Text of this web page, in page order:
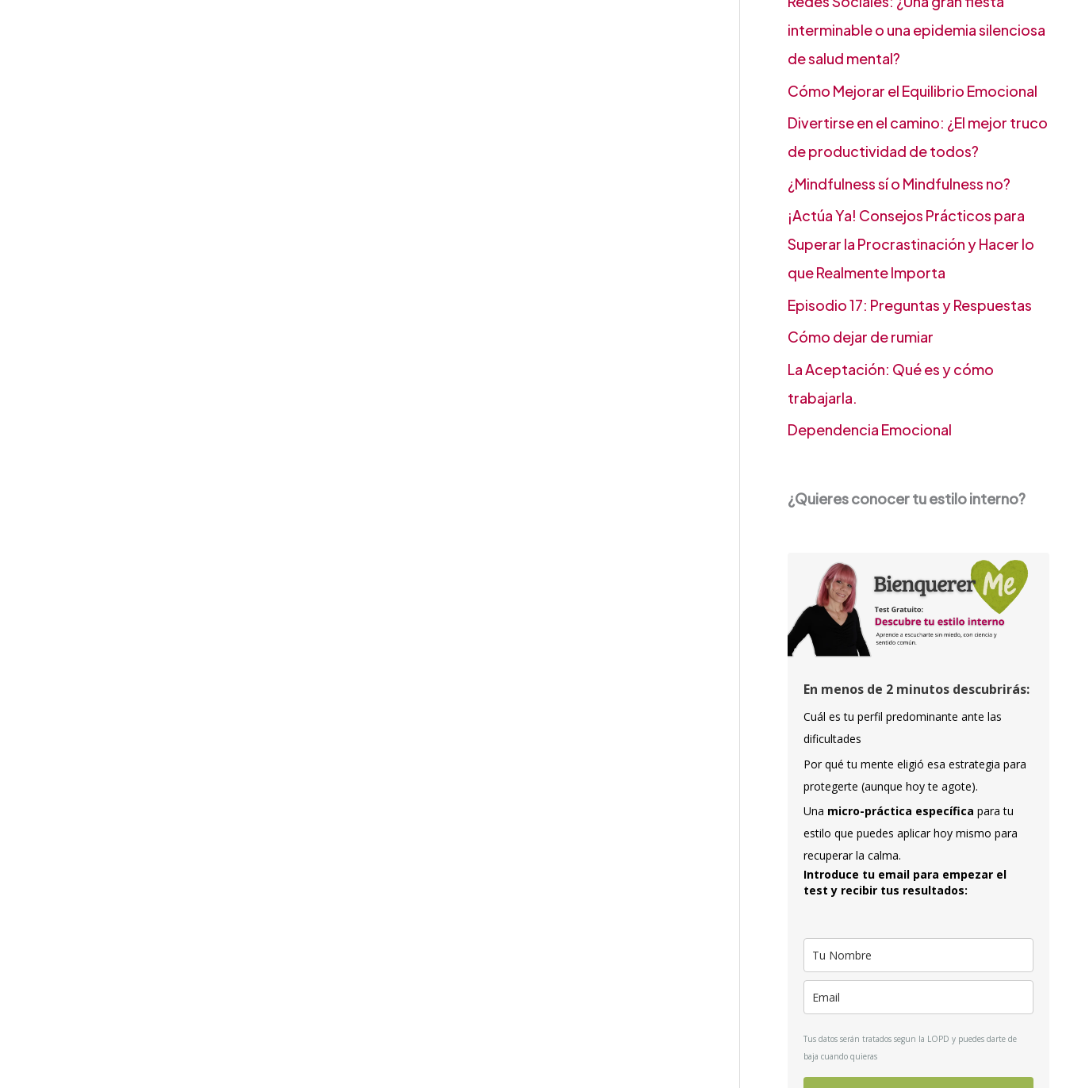
interminable o una epidemia silenciosa
de salud mental?
Cómo Mejorar el Equilibrio Emocional
Divertirse en el camino: ¿El mejor truco
de productividad de todos?
¿Mindfulness sí o Mindfulness no?
¡Actúa Ya! Consejos Prácticos para
Superar la Procrastinación y Hacer lo
que Realmente Importa
Episodio 17: Preguntas y Respuestas
Cómo dejar de rumiar
La Aceptación: Qué es y cómo
trabajarla.
Dependencia Emocional
¿Quieres conocer tu estilo interno?
En menos de 2 minutos descubrirás:
Cuál es tu perfil predominante ante las
dificultades
Por qué tu mente eligió esa estrategia para
protegerte (aunque hoy te agote).
Una micro-práctica específica para tu
estilo que puedes aplicar hoy mismo para
recuperar la calma.
Introduce tu email para empezar el
test y recibir tus resultados:
Tus datos serán tratados segun la LOPD y puedes darte de
baja cuando quieras